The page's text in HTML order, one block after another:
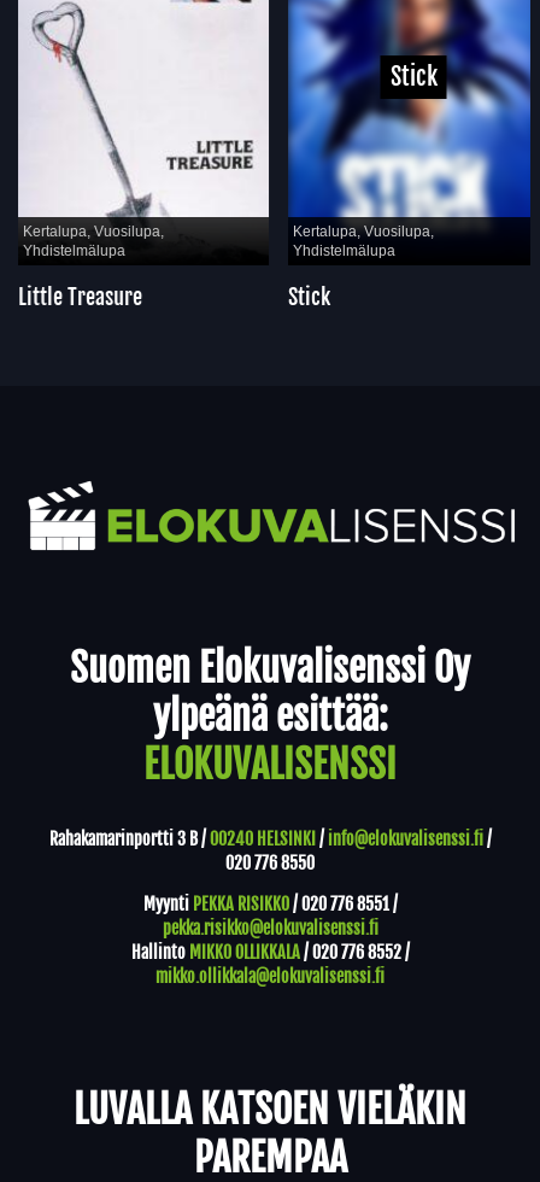
Kertalupa, Vuosilupa,
Yhdistelmälupa
Little Treasure
Stick
Kertalupa, Vuosilupa,
Yhdistelmälupa
Stick
Suomen Elokuvalisenssi Oy
ylpeänä esittää:
ELOKUVALISENSSI
Rahakamarinportti 3 B /00240 HELSINKI / info@elokuvalisenssi.fi/
020 776 8550
Myynti PEKKA RISIKKO/020 776 8551/
pekka.risikko@elokuvalisenssi.fi
Hallinto MIKKO OLLIKKALA/020 776 8552/
mikko.ollikkala@elokuvalisenssi.fi
LUVALLA KATSOEN VIELÄKIN
PAREMPAA